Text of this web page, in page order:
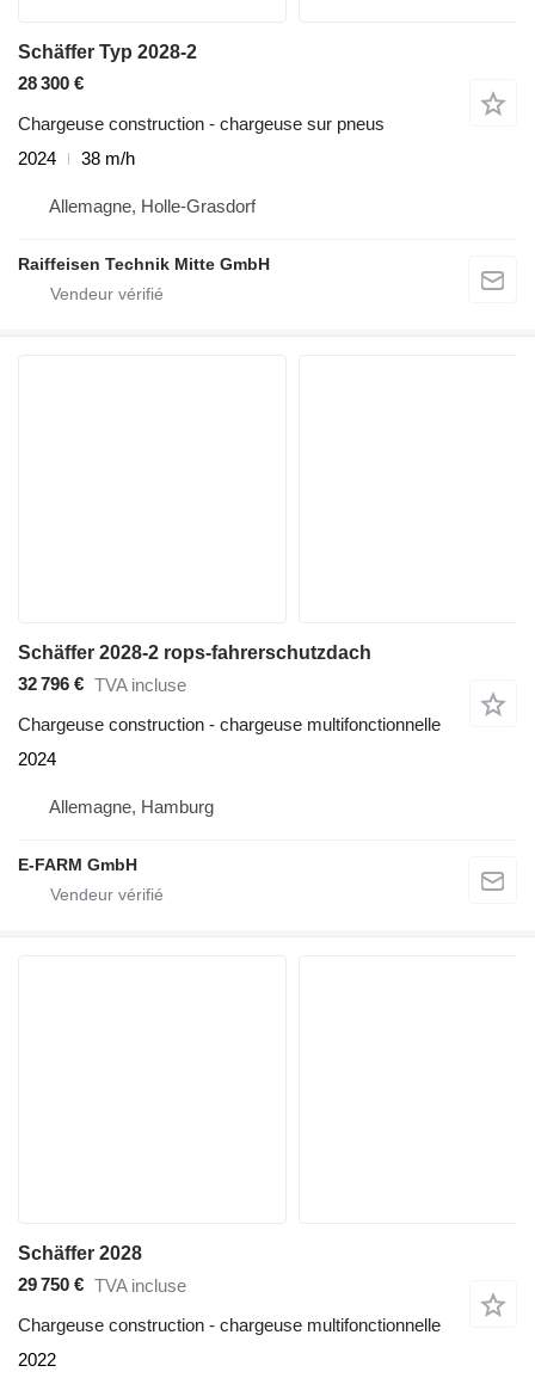
Schäffer Typ 2028-2
28 300 €
Chargeuse construction - chargeuse sur pneus
2024
38 m/h
Allemagne, Holle-Grasdorf
Raiffeisen Technik Mitte GmbH
Schäffer 2028-2 rops-fahrerschutzdach
32 796 € TVA incluse
Chargeuse construction - chargeuse multifonctionnelle
2024
Allemagne, Hamburg
E-FARM GmbH
Schäffer 2028
29 750 € TVA incluse
Chargeuse construction - chargeuse multifonctionnelle
2022